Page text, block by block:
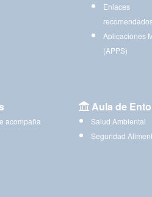
Enlaces
Aplicaciones
(APPS)
acompaña
Aula de
Salud Ambiental
Seguridad